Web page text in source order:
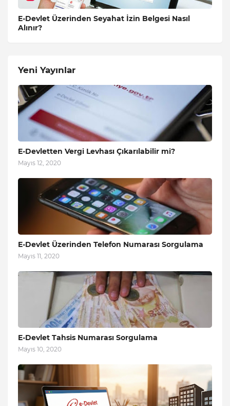
E-Devlet Üzerinden Seyahat İzin Belgesi Nasıl
Alınır?
Yeni Yayınlar
E-Devletten Vergi Levhası Çıkarılabilir mi?
Mayıs 12, 2020
E-Devlet Üzerinden Telefon Numarası Sorgulama
Mayıs 11, 2020
E-Devlet Tahsis Numarası Sorgulama
Mayıs 10, 2020